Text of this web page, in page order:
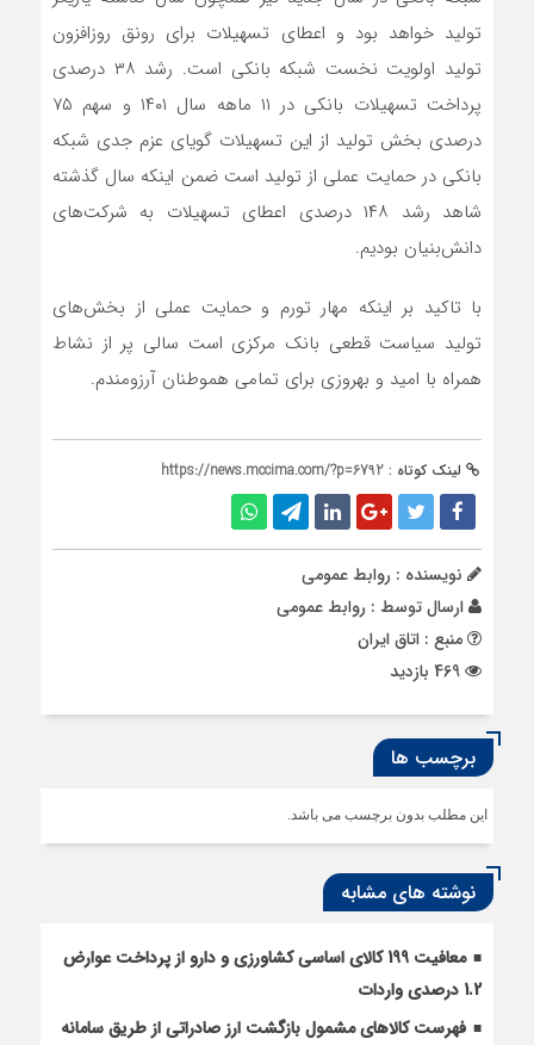
تولید خواهد بود و اعطای تسهیلات برای رونق روزافزون
تولید اولویت نخست شبکه بانکی است. رشد ۳۸ درصدی
پرداخت تسهیلات بانکی در ۱۱ ماهه سال ۱۴۰۱ و سهم ۷۵
درصدی بخش تولید از این تسهیلات گویای عزم جدی شبکه
بانکی در حمایت عملی از تولید است ضمن اینکه سال گذشته
شاهد رشد ۱۴۸ درصدی اعطای تسهیلات به شرکت‌های
دانش‌بنیان بودیم.
با تاکید بر اینکه مهار تورم و حمایت عملی از بخش‌های
تولید سیاست قطعی بانک مرکزی است سالی پر از نشاط
همراه با امید و بهروزی برای تمامی هموطنان آرزومندم.
لینک کوتاه : https://news.mccima.com/?p=6792
نویسنده : روابط عمومی
ارسال توسط : روابط عمومی
منبع : اتاق ایران
برچسب ها
این مطلب بدون برچسب می باشد.
نوشته های مشابه
معافیت 199 کالای اساسی کشاورزی و دارو از پرداخت عوارض
1.2 درصدی واردات
فهرست کالاهای مشمول بازگشت ارز صادراتی از طریق سامانه